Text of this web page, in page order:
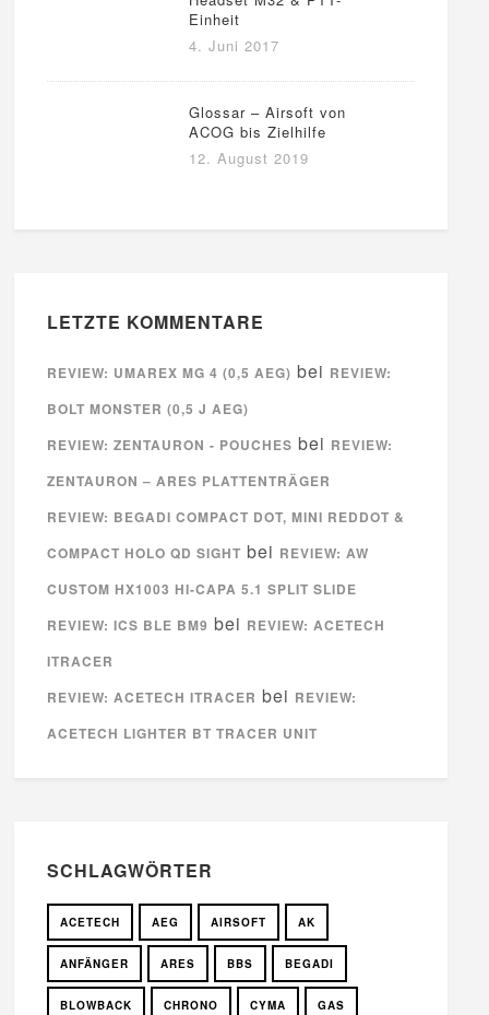
Einheit
4. Juni 2017
Glossar – Airsoft von
ACOG bis Zielhilfe
12. August 2019
LETZTE KOMMENTARE
REVIEW: UMAREX MG 4 (0,5 AEG) bei REVIEW:
BOLT MONSTER (0,5 J AEG)
REVIEW: ZENTAURON - POUCHES bei REVIEW:
ZENTAURON – ARES PLATTENTRÄGER
REVIEW: BEGADI COMPACT DOT, MINI REDDOT &
COMPACT HOLO QD SIGHT bei REVIEW: AW
CUSTOM HX1003 HI-CAPA 5.1 SPLIT SLIDE
REVIEW: ICS BLE BM9 bei REVIEW: ACETECH
ITRACER
REVIEW: ACETECH ITRACER bei REVIEW:
ACETECH LIGHTER BT TRACER UNIT
SCHLAGWÖRTER
ACETECH AEG AIRSOFT AK
ANFÄNGER ARES BBS BEGADI
BLOWBACK CHRONO CYMA GAS